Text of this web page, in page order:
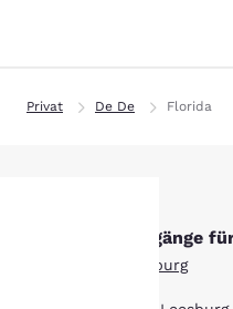
Privat De De Florida
Andere Suchvorgänge
Alle Hotels in Leesburg